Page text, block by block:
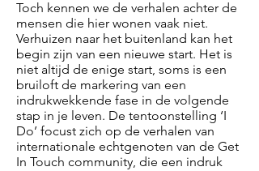
Toch kennen we de verhalen achter de
mensen die hier wonen vaak niet.
Verhuizen naar het buitenland kan het
begin zijn van een nieuwe start. Het is
niet altijd de enige start, soms is een
bruiloft de markering van een
indrukwekkende fase in de volgende
stap in je leven. De tentoonstelling ‘I
Do’ focust zich op de verhalen van
internationale echtgenoten van de Get
In Touch community, die een indruk